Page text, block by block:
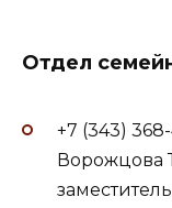
Отдел
+7 (343)
Ворожцова